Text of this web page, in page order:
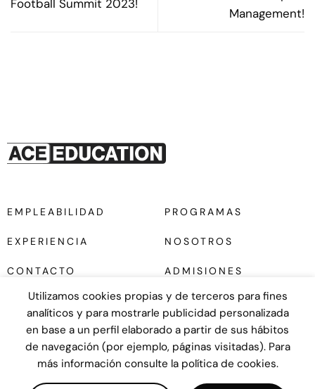
Football Summit 2023!
Management!
PROGRAMAS
NOSOTROS
ADMISIONES
EMPLEABILIDAD
EXPERIENCIA
CONTACTO
Diseño web UNANIME
Utilizamos cookies propias y de terceros para fines
analíticos y para mostrarle publicidad personalizada
en base a un perfil elaborado a partir de sus hábitos
de navegación (por ejemplo, páginas visitadas). Para
más información consulte la política de cookies.